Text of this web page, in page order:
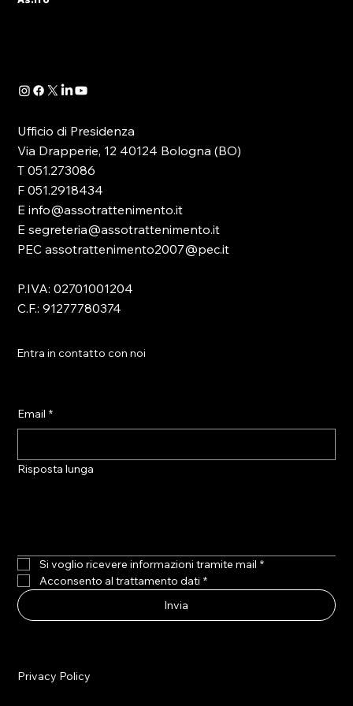
Determinazione Direttoriale di ADM, con la
Ufficio di Presidenza
Via Drapperie, 12 40124 Bologna (BO)
T 051.273086
F 051.2918434
E info@assotrattenimento.it
E segreteria@assotrattenimento.it
PEC assotrattenimento2007@pec.it
P.IVA: 02701001204
C.F.: 91277780374
Entra in contatto con noi
Email *
Risposta lunga
Si voglio ricevere informazioni tramite mail *
Acconsento al trattamento dati *
Invia
Privacy Policy